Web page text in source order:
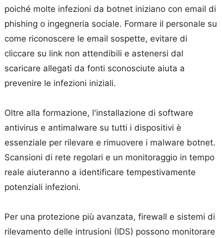
poiché molte infezioni da botnet iniziano con email di
phishing o ingegneria sociale. Formare il personale su
come riconoscere le email sospette, evitare di
cliccare su link non attendibili e astenersi dal
scaricare allegati da fonti sconosciute aiuta a
prevenire le infezioni iniziali.
Oltre alla formazione, l'installazione di software
antivirus e antimalware su tutti i dispositivi è
essenziale per rilevare e rimuovere i malware botnet.
Scansioni di rete regolari e un monitoraggio in tempo
reale aiuteranno a identificare tempestivamente
potenziali infezioni.
Per una protezione più avanzata, firewall e sistemi di
rilevamento delle intrusioni (IDS) possono monitorare